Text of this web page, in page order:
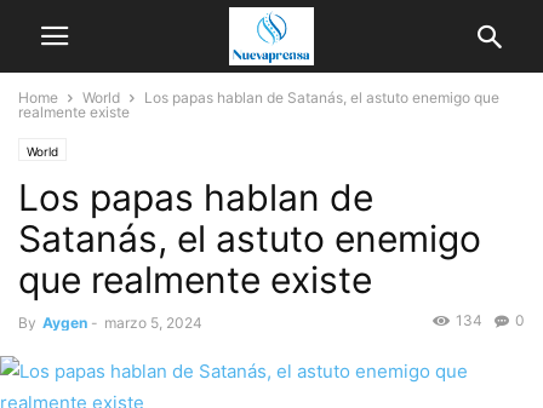
Home World
Los papas hablan de Satanás, el astuto enemigo que
realmente existe
World
Los papas hablan de
Satanás, el astuto enemigo
que realmente existe
By Aygen - marzo 5, 2024 0
134